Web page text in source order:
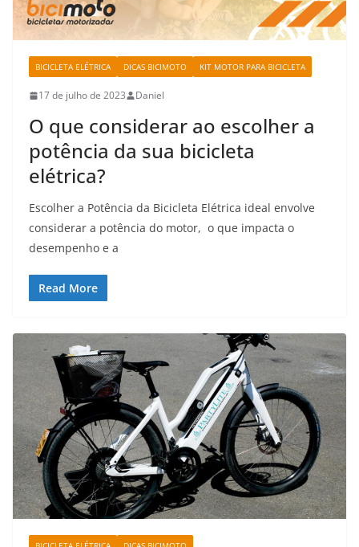
BICICLETA ELÉTRICA DICAS BICIMOTO KIT MOTOR PARA BICICLETA
17 de julho de 2023 Daniel
O que considerar ao escolher a
potência da sua bicicleta
elétrica?
Escolher a Potência da Bicicleta Elétrica ideal envolve
considerar a potência do motor, o que impacta o
desempenho e a
Read More